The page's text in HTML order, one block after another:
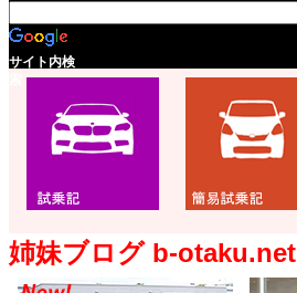
サイト内検
姉妹ブログ b-otaku.net